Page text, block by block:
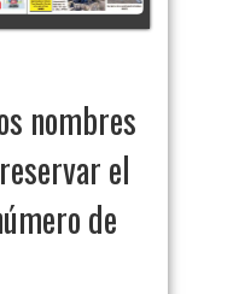
nombres
el
de